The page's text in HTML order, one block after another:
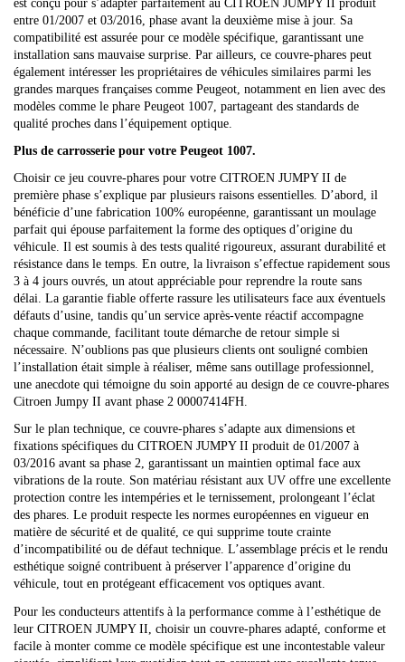
est conçu pour s’adapter parfaitement au CITROEN JUMPY II produit
entre 01/2007 et 03/2016, phase avant la deuxième mise à jour. Sa
compatibilité est assurée pour ce modèle spécifique, garantissant une
installation sans mauvaise surprise. Par ailleurs, ce couvre-phares peut
également intéresser les propriétaires de véhicules similaires parmi les
grandes marques françaises comme Peugeot, notamment en lien avec des
modèles comme le phare Peugeot 1007, partageant des standards de
qualité proches dans l’équipement optique.
Plus de carrosserie pour votre Peugeot 1007.
Choisir ce jeu couvre-phares pour votre CITROEN JUMPY II de
première phase s’explique par plusieurs raisons essentielles. D’abord, il
bénéficie d’une fabrication 100% européenne, garantissant un moulage
parfait qui épouse parfaitement la forme des optiques d’origine du
véhicule. Il est soumis à des tests qualité rigoureux, assurant durabilité et
résistance dans le temps. En outre, la livraison s’effectue rapidement sous
3 à 4 jours ouvrés, un atout appréciable pour reprendre la route sans
délai. La garantie fiable offerte rassure les utilisateurs face aux éventuels
défauts d’usine, tandis qu’un service après-vente réactif accompagne
chaque commande, facilitant toute démarche de retour simple si
nécessaire. N’oublions pas que plusieurs clients ont souligné combien
l’installation était simple à réaliser, même sans outillage professionnel,
une anecdote qui témoigne du soin apporté au design de ce couvre-phares
Citroen Jumpy II avant phase 2 00007414FH.
Sur le plan technique, ce couvre-phares s’adapte aux dimensions et
fixations spécifiques du CITROEN JUMPY II produit de 01/2007 à
03/2016 avant sa phase 2, garantissant un maintien optimal face aux
vibrations de la route. Son matériau résistant aux UV offre une excellente
protection contre les intempéries et le ternissement, prolongeant l’éclat
des phares. Le produit respecte les normes européennes en vigueur en
matière de sécurité et de qualité, ce qui supprime toute crainte
d’incompatibilité ou de défaut technique. L’assemblage précis et le rendu
esthétique soigné contribuent à préserver l’apparence d’origine du
véhicule, tout en protégeant efficacement vos optiques avant.
Pour les conducteurs attentifs à la performance comme à l’esthétique de
leur CITROEN JUMPY II, choisir un couvre-phares adapté, conforme et
facile à monter comme ce modèle spécifique est une incontestable valeur